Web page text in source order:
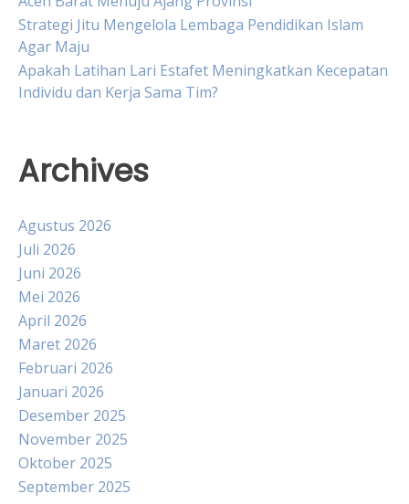
Strategi Jitu Mengelola Lembaga Pendidikan Islam
Agar Maju
Apakah Latihan Lari Estafet Meningkatkan Kecepatan
Individu dan Kerja Sama Tim?
Archives
Agustus 2026
Juli 2026
Juni 2026
Mei 2026
April 2026
Maret 2026
Februari 2026
Januari 2026
Desember 2025
November 2025
Oktober 2025
September 2025